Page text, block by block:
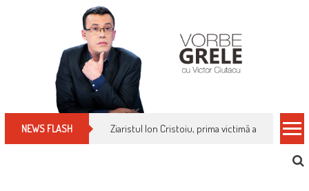
NEWS FLASH Ziaristul Ion Cristoiu, prima victimă a noi